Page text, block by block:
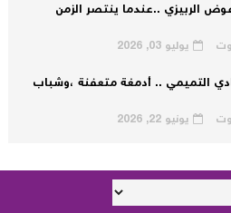
..عندما ينتصر الزمن
يوليو 03, 2026
.. أدمغة متعفنة ،وشباب
يونيو 22, 2026